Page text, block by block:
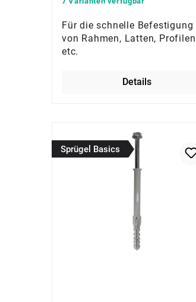
Für die schnelle Befestigung
von Rahmen, Latten, Profilen
etc.
Details
Sprügel Basics